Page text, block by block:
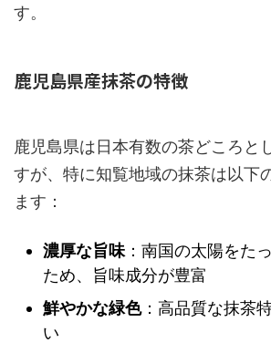
す。
鹿児島県産抹茶の特徴
鹿児島県は日本有数の茶どころと
すが、特に知覧地域の抹茶は以下
ます：
濃厚な旨味 ：南国の太陽をた
ため、旨味成分が豊富
鮮やかな緑色：高品質な抹茶
い